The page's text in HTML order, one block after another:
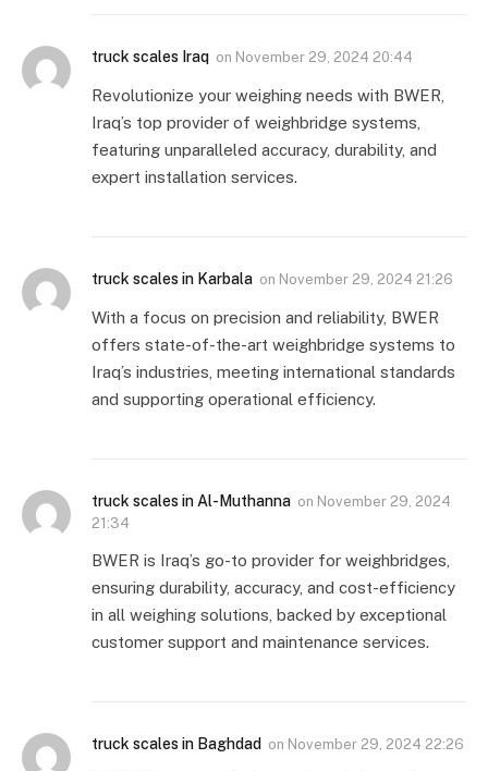
truck scales Iraq on November 29, 2024 20:44
Revolutionize your weighing needs with BWER,
Iraq’s top provider of weighbridge systems,
featuring unparalleled accuracy, durability, and
expert installation services.
truck scales in Karbala on November 29, 2024 21:26
With a focus on precision and reliability, BWER
offers state-of-the-art weighbridge systems to
Iraq’s industries, meeting international standards
and supporting operational efficiency.
truck scales in Al-Muthanna on November 29, 2024
21:34
BWER is Iraq’s go-to provider for weighbridges,
ensuring durability, accuracy, and cost-efficiency
in all weighing solutions, backed by exceptional
customer support and maintenance services.
truck scales in Baghdad on November 29, 2024 22:26